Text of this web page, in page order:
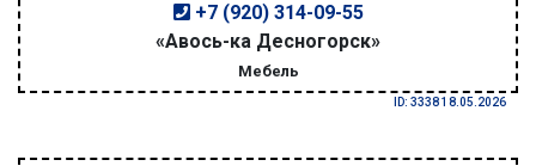
+7 (920) 314-09-55
«Авось-ка Десногорск»
Мебель
ID: 3338 18.05.2026